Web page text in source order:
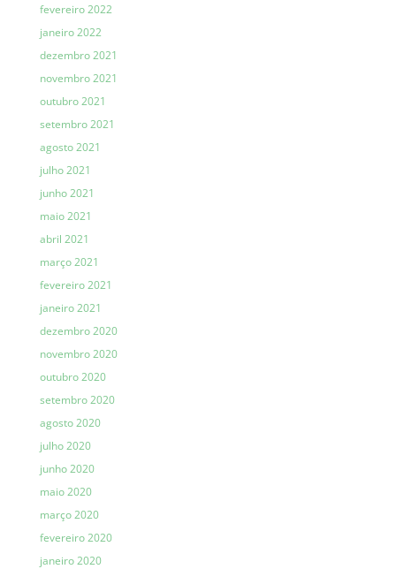
fevereiro 2022
janeiro 2022
dezembro 2021
novembro 2021
outubro 2021
setembro 2021
agosto 2021
julho 2021
junho 2021
maio 2021
abril 2021
março 2021
fevereiro 2021
janeiro 2021
dezembro 2020
novembro 2020
outubro 2020
setembro 2020
agosto 2020
julho 2020
junho 2020
maio 2020
março 2020
fevereiro 2020
janeiro 2020